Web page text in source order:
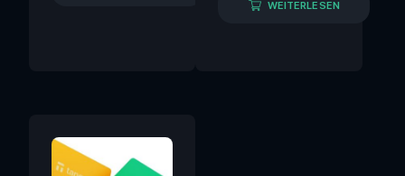
WEITERLESEN